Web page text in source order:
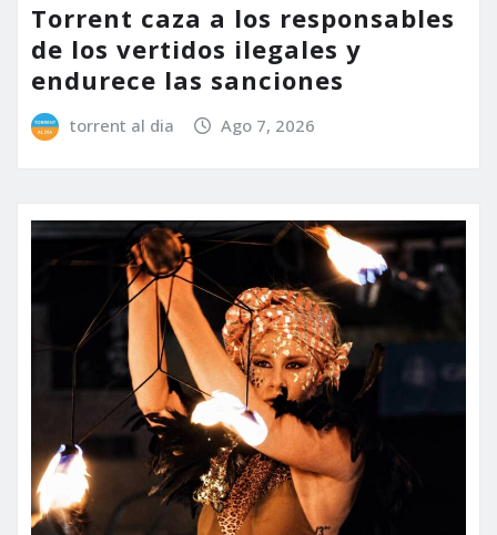
Torrent caza a los responsables
de los vertidos ilegales y
endurece las sanciones
torrent al dia Ago 7, 2026